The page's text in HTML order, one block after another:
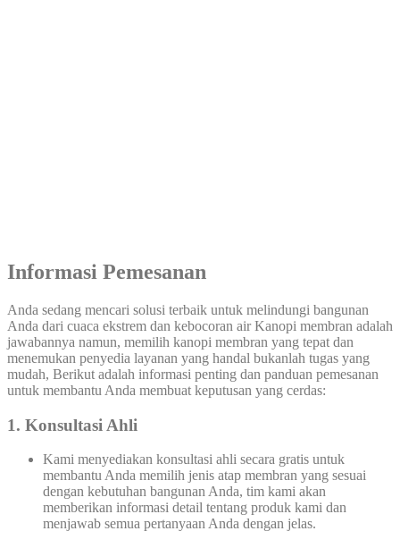
Informasi Pemesanan
Anda sedang mencari solusi terbaik untuk melindungi bangunan
Anda dari cuaca ekstrem dan kebocoran air Kanopi membran adalah
jawabannya namun, memilih kanopi membran yang tepat dan
menemukan penyedia layanan yang handal bukanlah tugas yang
mudah, Berikut adalah informasi penting dan panduan pemesanan
untuk membantu Anda membuat keputusan yang cerdas:
1. Konsultasi Ahli
Kami menyediakan konsultasi ahli secara gratis untuk
membantu Anda memilih jenis atap membran yang sesuai
dengan kebutuhan bangunan Anda, tim kami akan
memberikan informasi detail tentang produk kami dan
menjawab semua pertanyaan Anda dengan jelas.